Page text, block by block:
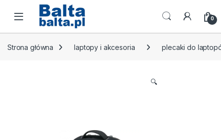
Skip to navigation
Skip to content
Open 0
Strona główna laptopy i akcesoria plecaki do
🔍